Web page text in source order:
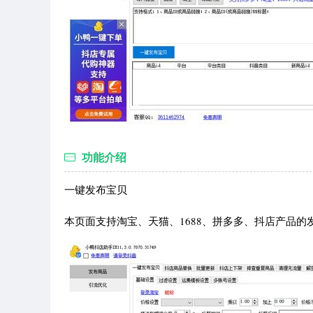
功能介绍
一键发布宝贝
本页面支持淘宝、天猫、1688、拼多多、抖店产品的